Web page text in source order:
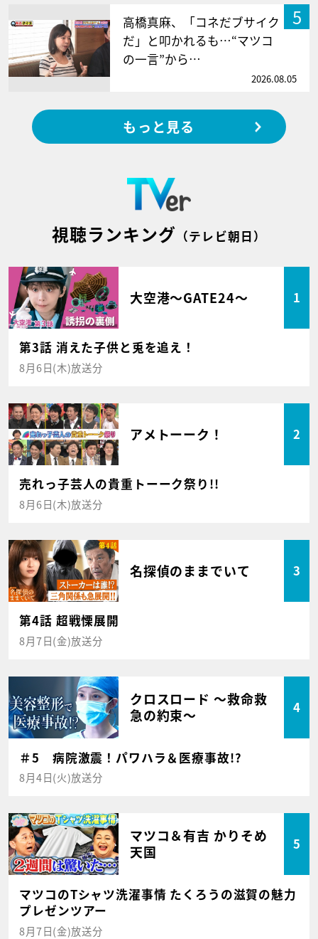
5
高橋真麻、「コネだブサイク
だ」と叩かれるも…“マツコ
の一言”から…
2026.08.05
もっと見る
視聴ランキング （テレビ朝日）
大空港～GATE24～ 1
第3話 消えた子供と兎を追え！
8月6日(木)放送分
アメトーーク！ 2
売れっ子芸人の貴重トーーク祭り!!
8月6日(木)放送分
名探偵のままでいて 3
第4話 超戦慄展開
8月7日(金)放送分
クロスロード ～救命救
急の約束～
4
＃5 病院激震！パワハラ＆医療事故!?
8月4日(火)放送分
マツコ＆有吉 かりそめ
天国
5
マツコのTシャツ洗濯事情 たくろうの滋賀の魅力
プレゼンツアー
8月7日(金)放送分